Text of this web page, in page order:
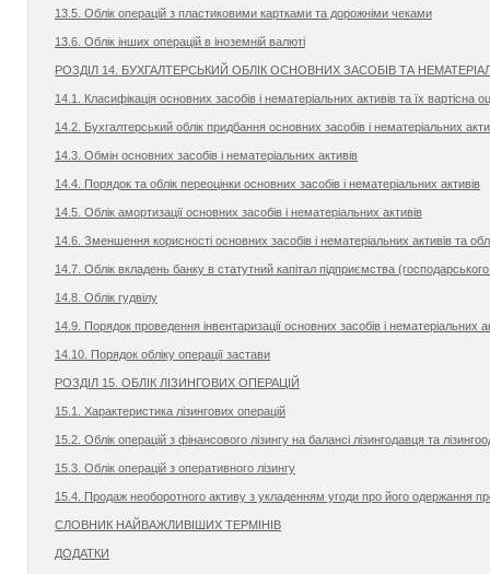
13.5. Облік операцій з пластиковими картками та дорожніми чеками
13.6. Облік інших операцій в іноземній валюті
РОЗДІЛ 14. БУХГАЛТЕРСЬКИЙ ОБЛІК ОСНОВНИХ ЗАСОБІВ ТА
14.1. Класифікація основних засобів і нематеріальних активів та їх вартісна
14.2. Бухгалтерський облік придбання основних засобів і нематеріальних
14.3. Обмін основних засобів і нематеріальних активів
14.4. Порядок та облік переоцінки основних засобів і нематеріальних активів
14.5. Облік амортизації основних засобів і нематеріальних активів
14.6. Зменшення корисності основних засобів і нематеріальних активів та
14.7. Облік вкладень банку в статутний капітал підприємства
14.8. Облік гудвілу
14.9. Порядок проведення інвентаризації основних засобів і нематеріальних
14.10. Порядок обліку операції застави
РОЗДІЛ 15. ОБЛІК ЛІЗИНГОВИХ ОПЕРАЦІЙ
15.1. Характеристика лізингових операцій
15.2. Облік операцій з фінансового лізингу на балансі лізингодавця та
15.3. Облік операцій з оперативного лізингу
15.4. Продаж необоротного активу з укладенням угоди про його одержання
СЛОВНИК НАЙВАЖЛИВІШИХ ТЕРМІНІВ
ДОДАТКИ